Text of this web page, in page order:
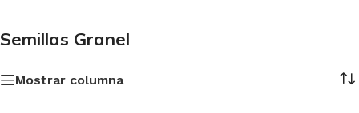
Semillas Granel
Mostrar columna